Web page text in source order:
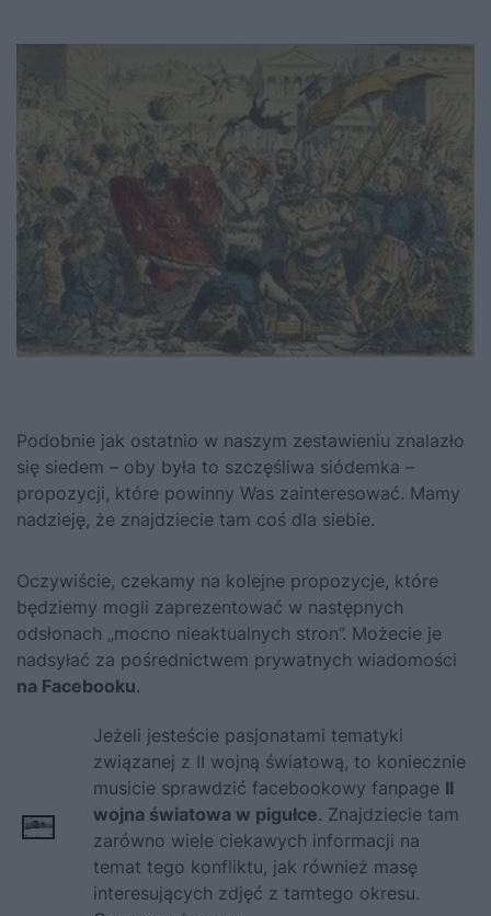
Podobnie jak ostatnio w naszym zestawieniu znalazło
się siedem – oby była to szczęśliwa siódemka –
propozycji, które powinny Was zainteresować. Mamy
nadzieję, że znajdziecie tam coś dla siebie.
Oczywiście, czekamy na kolejne propozycje, które
będziemy mogli zaprezentować w następnych
odsłonach „mocno nieaktualnych stron”. Możecie je
nadsyłać za pośrednictwem prywatnych wiadomości
na Facebooku.
Jeżeli jesteście pasjonatami tematyki
związanej z II wojną światową, to koniecznie
musicie sprawdzić facebookowy fanpage II
wojna światowa w pigułce. Znajdziecie tam
zarówno wiele ciekawych informacji na
temat tego konfliktu, jak również masę
interesujących zdjęć z tamtego okresu.